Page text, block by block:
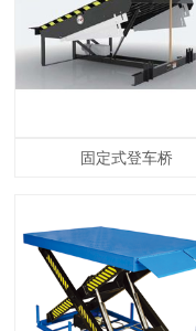
固定式登车桥